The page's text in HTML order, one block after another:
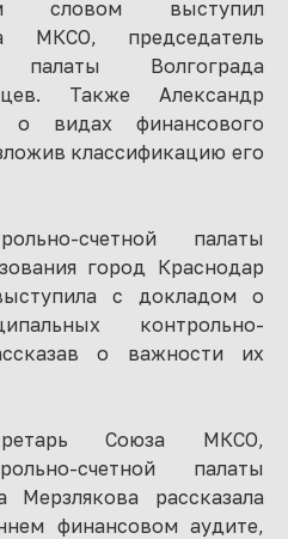
словом выступил
МКСО, председатель
палаты Волгограда
Также Александр
о видах финансового
классификацию его
счетной палаты
город Краснодар
с докладом о
контрольно-
о важности их
Союза МКСО,
счетной палаты
рассказала
финансовом аудите,